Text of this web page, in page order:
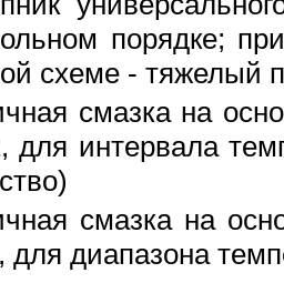
порядке;
схеме - тяжелый
смазка на
для интервала
смазка на
для диапазона